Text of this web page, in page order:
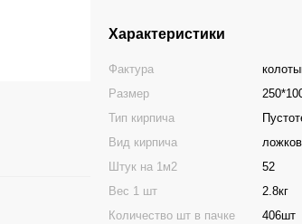
Характеристики
Фактура
Размер
Тип кирпича
Вид кирпича
Штук на 1м2
52
Вес 1 шт
2.8кг
Количество шт в пачке
406шт